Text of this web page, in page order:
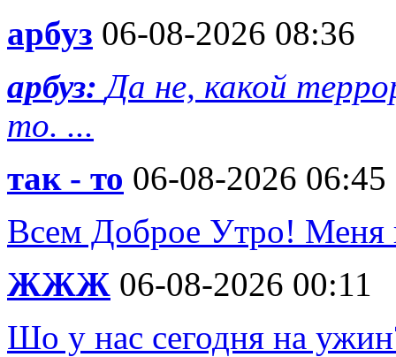
арбуз 06-08-2026 08:36
арбуз:Да не, какой
то. ...
так - то 06-08-2026 06:45
Всем Доброе Утро! Меня
ЖЖЖ 06-08-2026 00:11
Шо у нас сегодня на